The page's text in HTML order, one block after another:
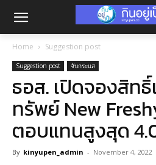
Home Suggestion post
Suggestion post จับกระแส
ธอส. เปิดจองสิท
ทรัพย์ New
ตอบแทนสูงสุด
By kinyupen_admin - November 4, 2022